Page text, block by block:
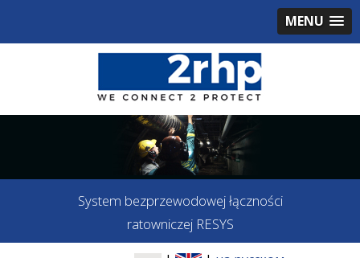
MENU
System bezprzewodowej łączności
ratowniczej RESYS